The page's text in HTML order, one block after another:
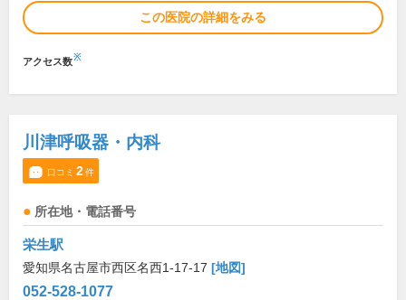
この医院の詳細をみる
アクセス数※
川津呼吸器・内科
口コミ 2件
所在地・電話番号
栄生駅
愛知県名古屋市西区名西1-17-17 [地図]
052-528-1077